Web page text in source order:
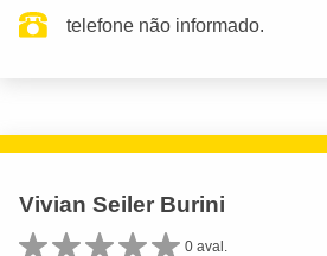
telefone não informado.
Vivian Seiler Burini
0 aval.